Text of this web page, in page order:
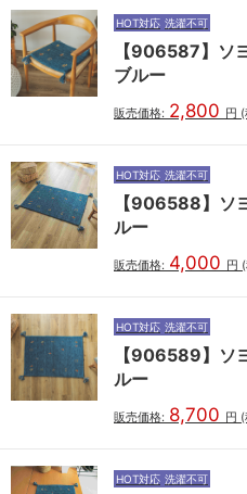
HOT対応 洗濯不可
【906587】ソ
ブルー
販売価格: 2,800 円
HOT対応 洗濯不可
【906588】ソ
ルー
販売価格: 4,000 円
HOT対応 洗濯不可
【906589】ソ
ルー
販売価格: 8,700 円
HOT対応 洗濯不可